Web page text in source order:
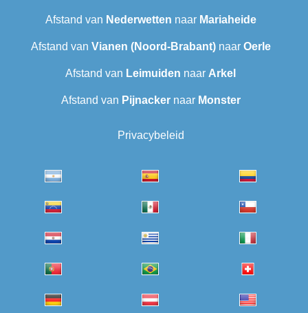
Afstand van Nederwetten naar Mariaheide
Afstand van Vianen (Noord-Brabant)naar Oerle
Afstand van Leimuiden naar Arkel
Afstand van Pijnackernaar Monster
Privacybeleid